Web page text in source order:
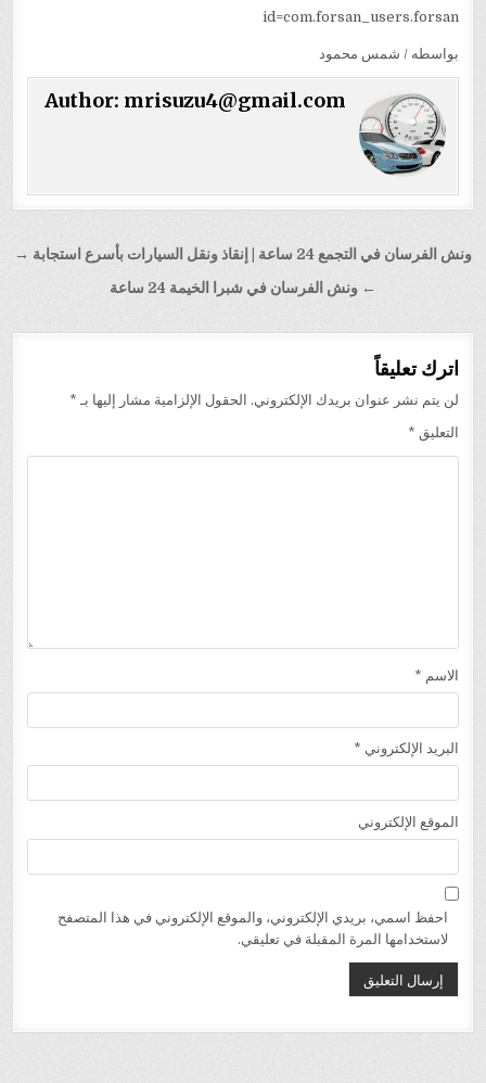
id=com.forsan_users.forsan
بواسطه / شمس محمود
Author: mrisuzu4@gmail.com
تصفّح
المقالات
ونش الفرسان في التجمع 24 ساعة | إنقاذ ونقل السيارات بأسرع استجابة →
← ونش الفرسان في شبرا الخيمة 24 ساعة
اترك تعليقاً
لن يتم نشر عنوان بريدك الإلكتروني. الحقول الإلزامية مشار إليها بـ *
التعليق *
الاسم *
البريد الإلكتروني *
الموقع الإلكتروني
احفظ اسمي، بريدي الإلكتروني، والموقع الإلكتروني في هذا المتصفح
لاستخدامها المرة المقبلة في تعليقي.